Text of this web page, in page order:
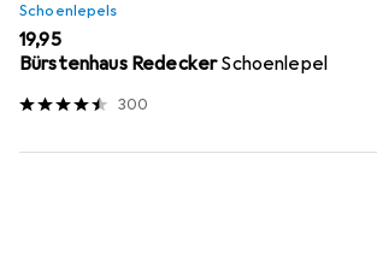
Schoenlepels
EUR
19,95
Bürstenhaus RedeckerSchoenlepel
300